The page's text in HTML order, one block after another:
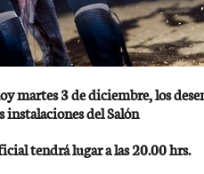
martes 3 de diciembre, los
del Salón
tendrá lugar a las 20.00 hrs.